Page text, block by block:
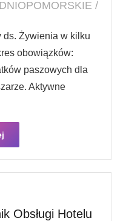
/
ds. Żywienia w kilku
obowiązków:
paszowych dla
Aktywne
Obsługi Hotelu